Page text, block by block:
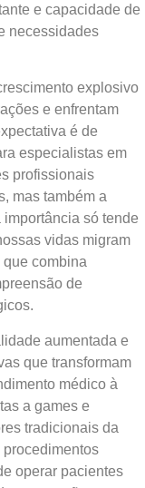
e capacidade de
necessidades
explosivo
e enfrentam
é de
especialistas em
profissionais
mas também a
só tende
vidas migram
combina
de
aumentada e
que transformam
médico à
a games e
tradicionais da
operar pacientes